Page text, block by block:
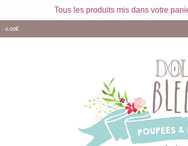
Tous les produits mis dans votre
- 0.00€